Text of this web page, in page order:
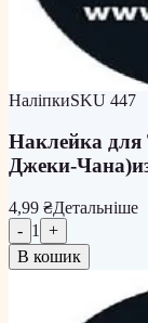
НаліпкиSKU 447
Наклейка для
Джеки-
4,99 ₴Детальніше
- 1
+
В кошик